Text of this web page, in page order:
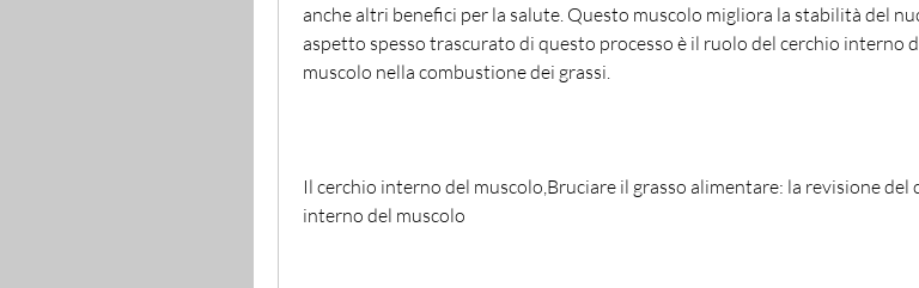
anche altri benefici per la salute. Questo muscolo migliora la stabilità del
aspetto spesso trascurato di questo processo è il ruolo del cerchio interno
muscolo nella combustione dei grassi.
Il cerchio interno del muscolo,Bruciare il grasso alimentare: la revisione del
interno del muscolo